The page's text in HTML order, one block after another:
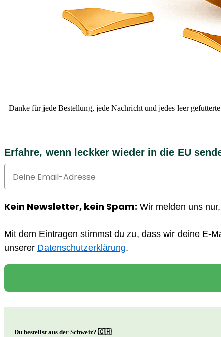
Danke für jede Bestellung, jede Nachricht und jedes leer
Erfahre, wenn leckker wieder in die EU
Kein Newsletter, kein Spam: Wir melden uns
Mit dem Eintragen stimmst du zu, dass wir deine E-
unserer Datenschutzerklärung.
Du bestellst aus der Schweiz? 🇨🇭